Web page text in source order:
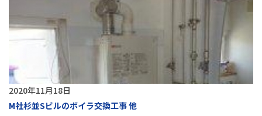
2020年11月18日
M社杉並Sビルのボイラ交換工事 他